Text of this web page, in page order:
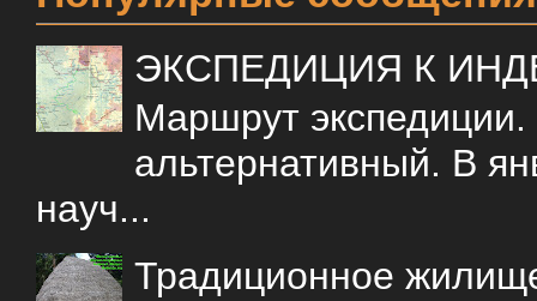
ЭКСПЕДИЦИЯ К
Маршрут
альтернативный. В
науч...
Традиционное